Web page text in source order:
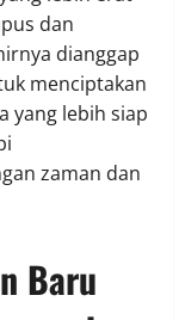
dan
dianggap
menciptakan
yang lebih siap
zaman dan
Baru